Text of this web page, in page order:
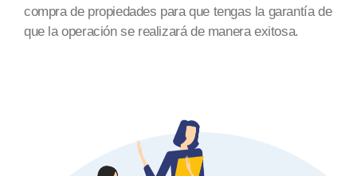
compra de propiedades para que tengas la garantía de
que la operación se realizaráde manera exitosa.